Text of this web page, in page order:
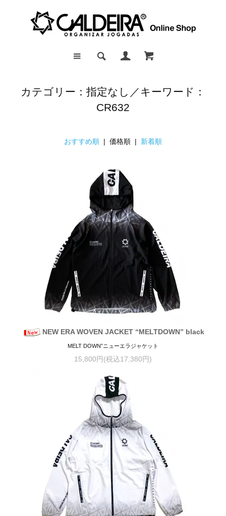
カテゴリー：指定なし／キーワード：
CR632
おすすめ順 | 価格順 | 新着順
NEW ERA WOVEN JACKET “MELTDOWN” black
MELT DOWN”ニューエラジャケット
15,800円(税込17,380円)